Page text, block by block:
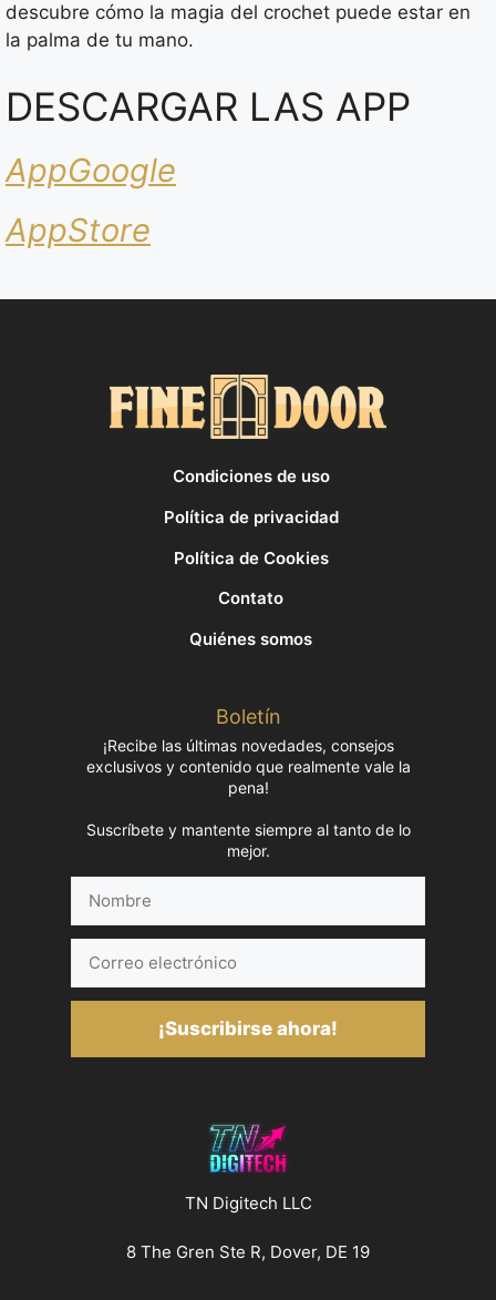
descubre cómo la magia del crochet puede estar en
la palma de tu mano.
DESCARGAR LAS APP
AppGoogle
AppStore
Condiciones de uso
Política de privacidad
Política de Cookies
Contato
Quiénes somos
Boletín
¡Recibe las últimas novedades, consejos
exclusivos y contenido que realmente vale la
pena!
Suscríbete y mantente siempre al tanto de lo
mejor.
electrónico
¡Suscribirse ahora!
TN Digitech LLC
8 The Gren Ste R, Dover, DE 19